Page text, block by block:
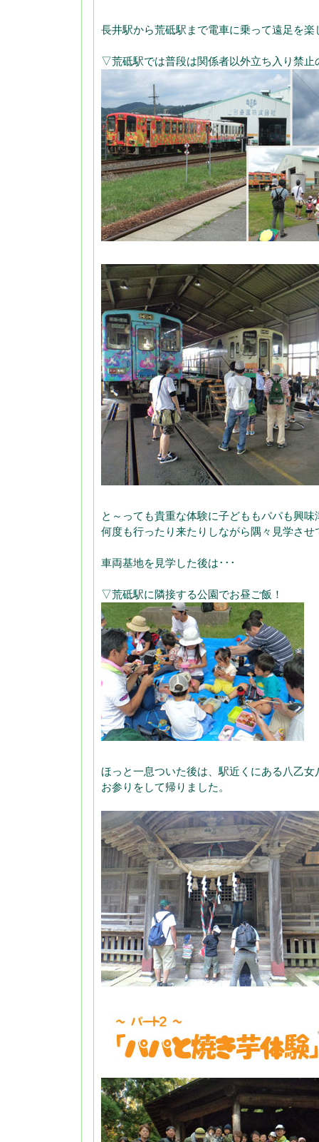
長井駅から荒砥駅まで電車に乗って遠足を楽
▽荒砥駅では普段は関係者以外立ち入り禁止
と～っても貴重な体験に子どももパパも興味
何度も行ったり来たりしながら隅々見学させ
車両基地を見学した後は･･･
▽荒砥駅に隣接する公園でお昼ご飯！
ほっと一息ついた後は、駅近くにある八乙女
お参りをして帰りました。